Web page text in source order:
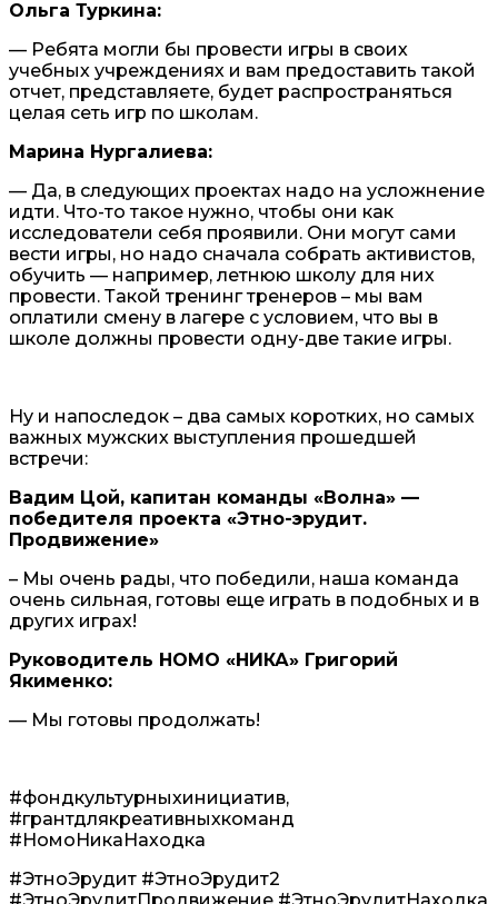
Ольга Туркина:
— Ребята могли бы провести игры в своих
учебных учреждениях и вам предоставить такой
отчет, представляете, будет распространяться
целая сеть игр по школам.
Марина Нургалиева:
— Да, в следующих проектах надо на усложнение
идти. Что-то такое нужно, чтобы они как
исследователи себя проявили. Они могут сами
вести игры, но надо сначала собрать активистов,
обучить — например, летнюю школу для них
провести. Такой тренинг тренеров – мы вам
оплатили смену в лагере с условием, что вы в
школе должны провести одну-две такие игры.
Ну и напоследок – два самых коротких, но самых
важных мужских выступления прошедшей
встречи:
Вадим Цой, капитан команды «Волна» —
победителя проекта «Этно-эрудит.
Продвижение»
– Мы очень рады, что победили, наша команда
очень сильная, готовы еще играть в подобных и в
других играх!
Руководитель НОМО «НИКА» Григорий
Якименко:
— Мы готовы продолжать!
#фондкультурныхинициатив,
#грантдлякреативныхкоманд
#НомоНикаНаходка
#ЭтноЭрудит #ЭтноЭрудит2